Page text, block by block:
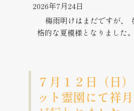
2026年7月24日
梅雨明けはまだですが、
格的な夏模様となりまし
７月１２日（日
ット霊園にて祥